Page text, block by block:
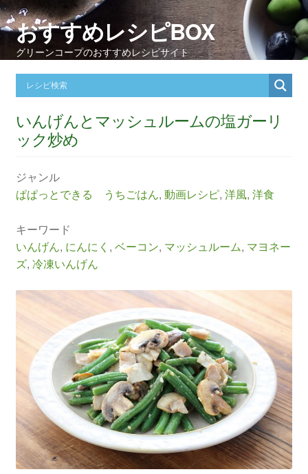
おすすめレシピBOX
グリーンコープのおすすめレシピサイト
いんげんとマッシュルームの塩ガーリ
ック炒め
ジャンル
ぱぱっとできる うちごはん, 動画レシピ, 洋風, 洋食
キーワード
いんげん, にんにく , ベーコン, マッシュルーム, マヨネー
ズ, 冷凍いんげん